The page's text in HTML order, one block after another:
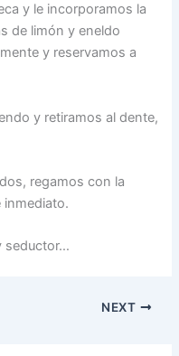
y le incorporamos la
de limón y eneldo
y reservamos a
y retiramos al dente,
regamos con la
inmediato.
seductor…
NEXT